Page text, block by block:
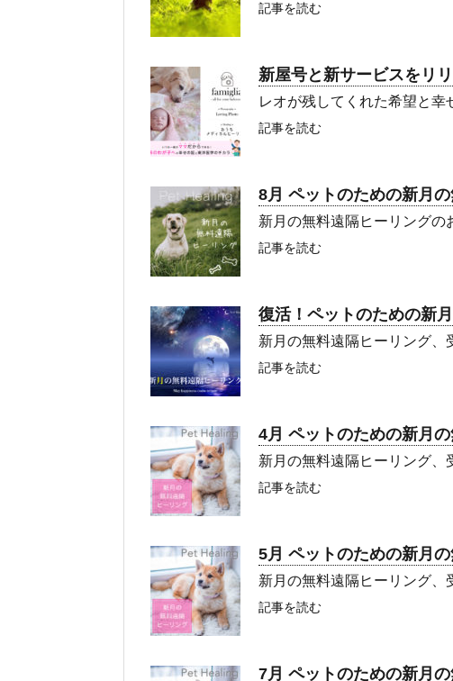
記事を読む
新屋号と新サービスをリリ
レオが残してくれた希望と幸
記事を読む
8月 ペットのための新月
新月の無料遠隔ヒーリングの
記事を読む
復活！ペットのための新
新月の無料遠隔ヒーリング、
記事を読む
4月 ペットのための新月
新月の無料遠隔ヒーリング、
記事を読む
5月 ペットのための新月
新月の無料遠隔ヒーリング、
記事を読む
7月 ペットのための新月